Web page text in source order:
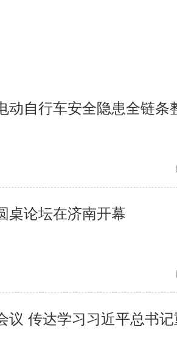
动自行车安全隐患全链条
桌论坛在济南开幕
议 传达学习习近平总书